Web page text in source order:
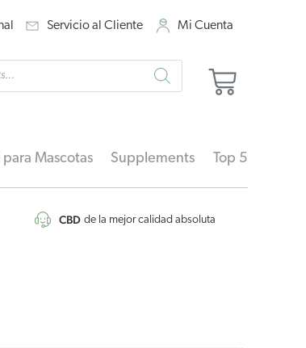
Servicio al Cliente Mi Cuenta
Carrito
para Mascotas Supplements Top 5
CBD de la mejor calidad absoluta